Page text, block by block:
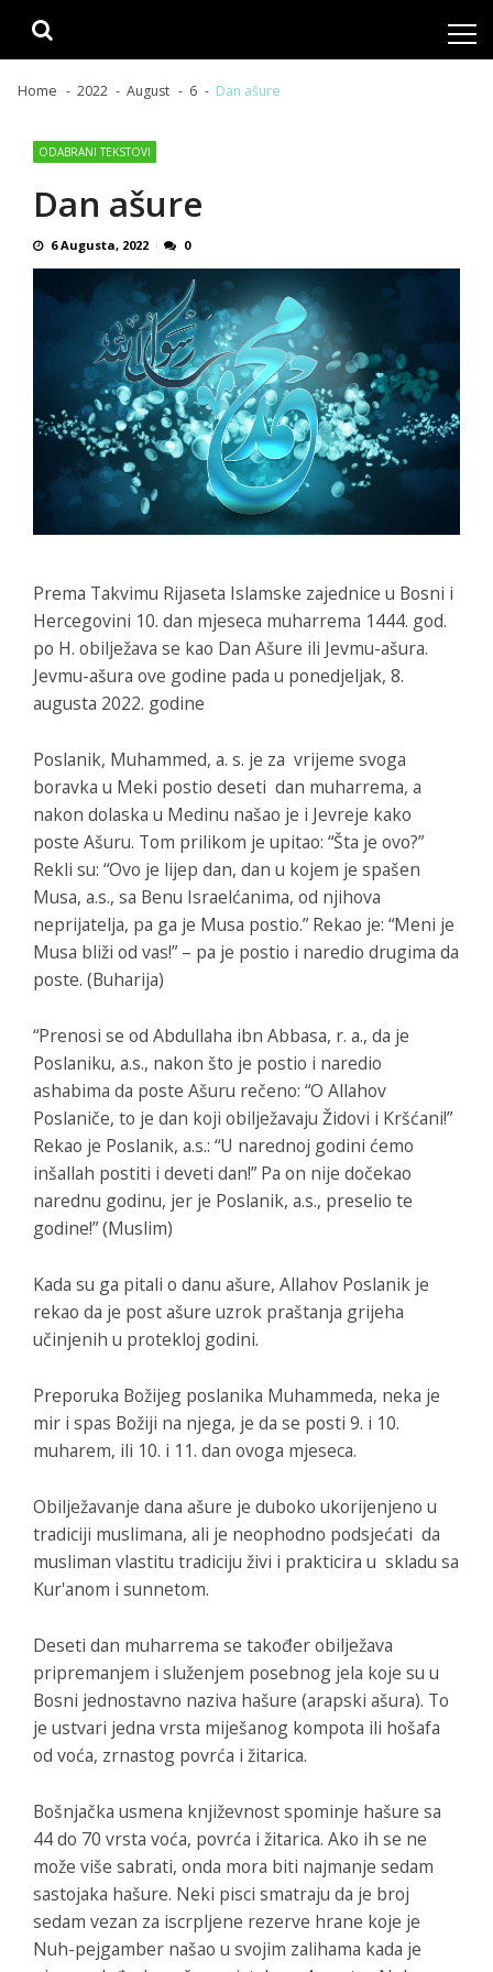
Home 2022 August 6 Dan ašure
ODABRANI TEKSTOVI
Dan ašure
6 Augusta, 2022 0
Prema Takvimu Rijaseta Islamske zajednice u Bosni i
Hercegovini 10. dan mjeseca muharrema 1444. god.
po H. obilježava se kao Dan Ašure ili Jevmu-ašura.
Jevmu-ašura ove godine pada u ponedjeljak, 8.
augusta 2022. godine
Poslanik, Muhammed, a. s. je za vrijeme svoga
boravka u Meki postio deseti dan muharrema, a
nakon dolaska u Medinu našao je i Jevreje kako
poste Ašuru. Tom prilikom je upitao: “Šta je ovo?”
Rekli su: “Ovo je lijep dan, dan u kojem je spašen
Musa, a.s., sa Benu Israelćanima, od njihova
neprijatelja, pa ga je Musa postio.” Rekao je: “Meni je
Musa bliži od vas!” – pa je postio i naredio drugima da
poste. (Buharija)
“Prenosi se od Abdullaha ibn Abbasa, r. a., da je
Poslaniku, a.s., nakon što je postio i naredio
ashabima da poste Ašuru rečeno: “O Allahov
Poslaniče, to je dan koji obilježavaju Židovi i Kršćani!”
Rekao je Poslanik, a.s.: “U narednoj godini ćemo
inšallah postiti i deveti dan!” Pa on nije dočekao
narednu godinu, jer je Poslanik, a.s., preselio te
godine!” (Muslim)
Kada su ga pitali o danu ašure, Allahov Poslanik je
rekao da je post ašure uzrok praštanja grijeha
učinjenih u protekloj godini.
Preporuka Božijeg poslanika Muhammeda, neka je
mir i spas Božiji na njega, je da se posti 9. i 10.
muharem, ili 10. i 11. dan ovoga mjeseca.
Obilježavanje dana ašure je duboko ukorijenjeno u
tradiciji muslimana, ali je neophodno podsjećati da
musliman vlastitu tradiciju živi i prakticira u skladu sa
Kur'anom i sunnetom.
Deseti dan muharrema se također obilježava
pripremanjem i služenjem posebnog jela koje su u
Bosni jednostavno naziva hašure (arapski ašura). To
je ustvari jedna vrsta miješanog kompota ili hošafa
od voća, zrnastog povrća i žitarica.
Bošnjačka usmena književnost spominje hašure sa
44 do 70 vrsta voća, povrća i žitarica. Ako ih se ne
može više sabrati, onda mora biti najmanje sedam
sastojaka hašure. Neki pisci smatraju da je broj
sedam vezan za iscrpljene rezerve hrane koje je
Nuh-pejgamber našao u svojim zalihama kada je